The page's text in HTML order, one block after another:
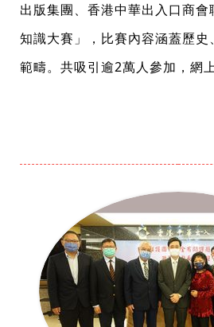
出版集團、香港中華出入口商
知識大賽」，比賽內容涵蓋歷史
範疇。共吸引逾2萬人參加，網